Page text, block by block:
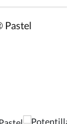
Pastel